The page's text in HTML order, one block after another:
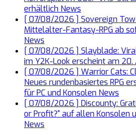
erhältlich News
[ 07/08/2026 ] Sovereign
Mittelalter-Fantasy-RPG ab
News
[ 07/08/2026 ] Slayblade:
im Y2K-Look erscheint am 20.
[ 07/08/2026 ] Warrior Cats:
Neues rundenbasiertes RPG
für PC und Konsolen News
[ 07/08/2026 ] Discounty:
or Profit?“ auf allen Konsolen
News